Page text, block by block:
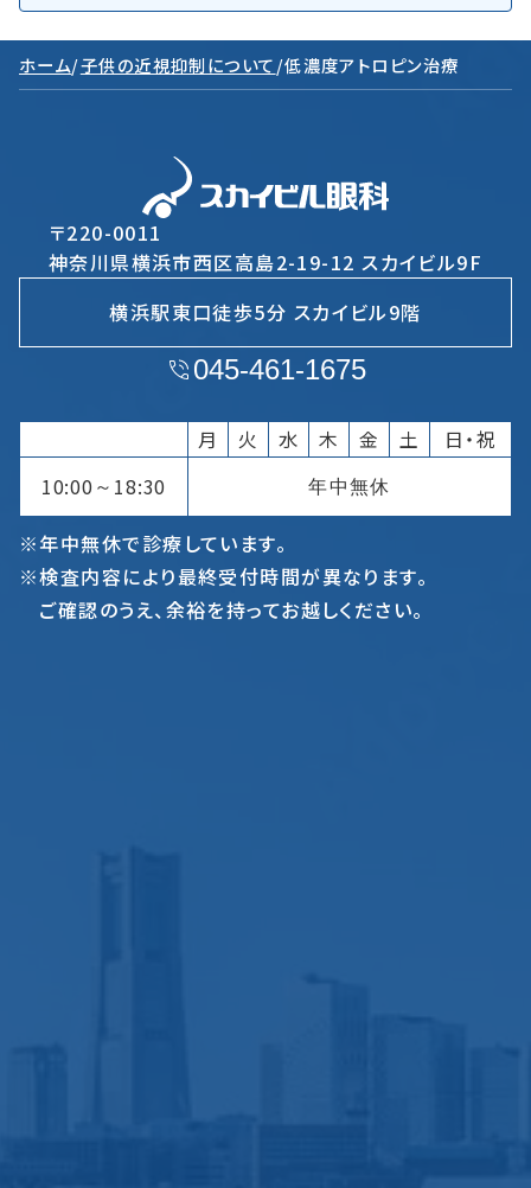
ホーム/子供の近視抑制について/低濃度アトロピン治療
〒220-0011
神奈川県横浜市西区高島2-19-12 スカイビル9F
横浜駅東口徒歩5分 スカイビル9階
045-461-1675
月 火 水 木 金 土
日・祝
10:00 ～ 18:30 年中無休
※年中無休で診療しています。
※検査内容により最終受付時間が異なります。
ご確認のうえ、余裕を持ってお越しください。